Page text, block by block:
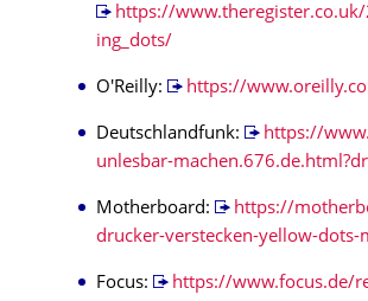
https://
ing_dots/
O'Reilly: https://
Deutschlandfunk:
https://
unlesbar-
Motherboard:
https://
drucker-verstecken-yellow-dots-
Focus:
https://www.focus.de/